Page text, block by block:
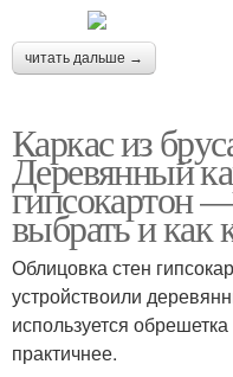
читать дальше →
Каркас из
Деревянный
гипсокартон
выбрать и как
Облицовка стен
устройствоили
используется
практичнее.